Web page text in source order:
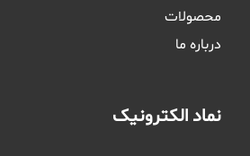
محصولات
درباره ما
نماد الکترونیک